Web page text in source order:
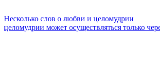
Несколько слов о любви и целомудрии
целомудрии может осуществляться только